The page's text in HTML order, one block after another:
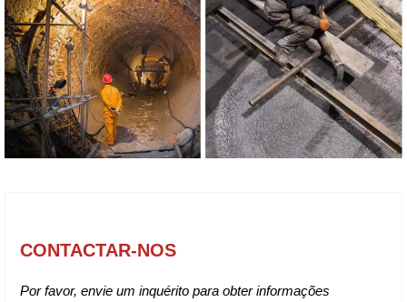
CONTACTAR-NOS
Por favor, envie um inquérito para obter informações